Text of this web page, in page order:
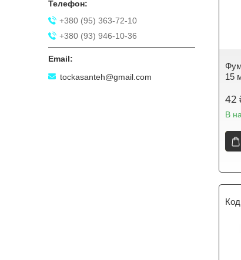
15
42
В
+380 (95) 363-72-10
+380 (93) 946-10-36
tockasanteh@gmail.com